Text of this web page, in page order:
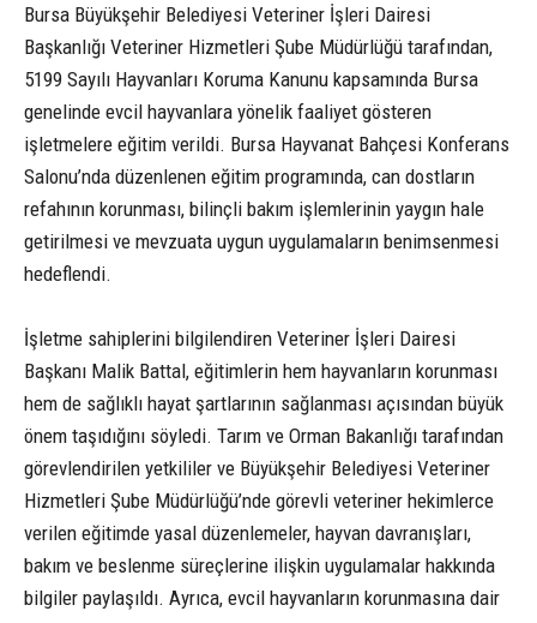
Bursa Büyükşehir Belediyesi Veteriner İşleri Dairesi
Başkanlığı Veteriner Hizmetleri Şube Müdürlüğü tarafından,
5199 Sayılı Hayvanları Koruma Kanunu kapsamında Bursa
genelinde evcil hayvanlara yönelik faaliyet gösteren
işletmelere eğitim verildi. Bursa Hayvanat Bahçesi Konferans
Salonu’nda düzenlenen eğitim programında, can dostların
refahının korunması, bilinçli bakım işlemlerinin yaygın hale
getirilmesi ve mevzuata uygun uygulamaların benimsenmesi
hedeflendi.
İşletme sahiplerini bilgilendiren Veteriner İşleri Dairesi
Başkanı Malik Battal, eğitimlerin hem hayvanların korunması
hem de sağlıklı hayat şartlarının sağlanması açısından büyük
önem taşıdığını söyledi. Tarım ve Orman Bakanlığı tarafından
görevlendirilen yetkililer ve Büyükşehir Belediyesi Veteriner
Hizmetleri Şube Müdürlüğü’nde görevli veteriner hekimlerce
verilen eğitimde yasal düzenlemeler, hayvan davranışları,
bakım ve beslenme süreçlerine ilişkin uygulamalar hakkında
bilgiler paylaşıldı. Ayrıca, evcil hayvanların korunmasına dair